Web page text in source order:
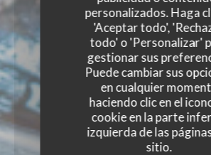
personalizados. Haga
'Aceptar todo',
todo' o 'Personalizar'
gestionar sus
Puede cambiar sus
en cualquier
haciendo clic en el
cookie en la parte
izquierda de las
sitio.